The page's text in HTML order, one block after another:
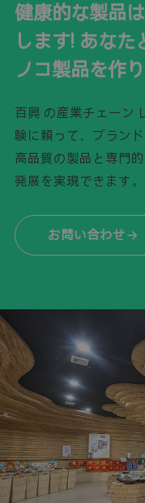
健康的な製品
します! あな
ノコ製品を作
百興 の産業チェーン
験に頼って、ブラン
高品質の製品と専門
発展を実現できます。
お問い合わせ